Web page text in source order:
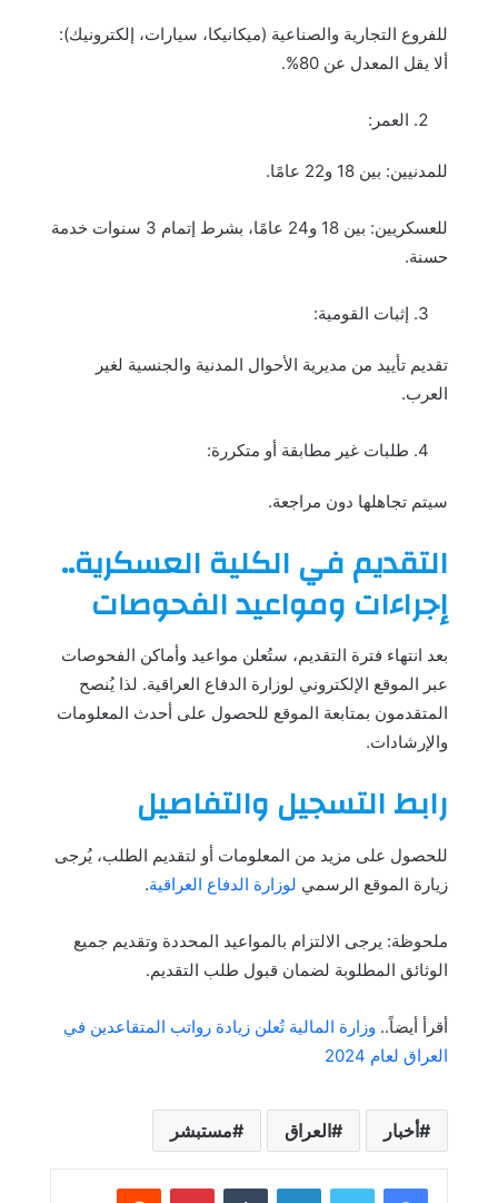
للفروع التجارية والصناعية (ميكانيكا، سيارات، إلكترونيك):
ألا يقل المعدل عن 80%.
العمر:
للمدنيين: بين 18 و22 عامًا.
للعسكريين: بين 18 و24 عامًا، بشرط إتمام 3 سنوات خدمة
حسنة.
إثبات القومية:
تقديم تأييد من مديرية الأحوال المدنية والجنسية لغير
العرب.
طلبات غير مطابقة أو متكررة:
سيتم تجاهلها دون مراجعة.
التقديم في الكلية العسكرية..
إجراءات ومواعيد الفحوصات
بعد انتهاء فترة التقديم، ستُعلن مواعيد وأماكن الفحوصات
عبر الموقع الإلكتروني لوزارة الدفاع العراقية. لذا يُنصح
المتقدمون بمتابعة الموقع للحصول على أحدث المعلومات
والإرشادات.
رابط التسجيل والتفاصيل
للحصول على مزيد من المعلومات أو لتقديم الطلب، يُرجى
زيارة الموقع الرسمي لوزارة الدفاع العراقية.
ملحوظة: يرجى الالتزام بالمواعيد المحددة وتقديم جميع
الوثائق المطلوبة لضمان قبول طلب التقديم.
أقرأ أيضاً.. وزارة المالية تُعلن زيادة رواتب المتقاعدين في
العراق لعام 2024
أخبار العراق مستبشر
لينكدإن بينتيريست